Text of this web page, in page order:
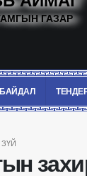
ГАЗАР